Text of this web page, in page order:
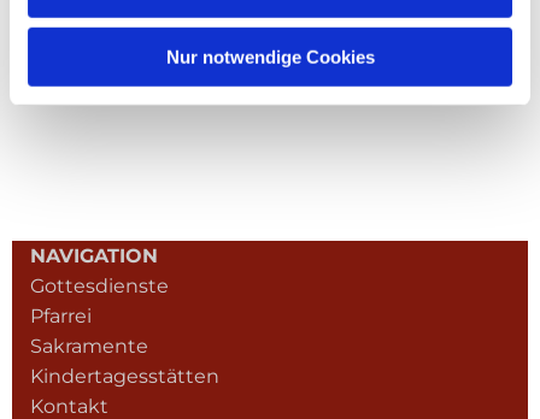
Nur notwendige Cookies
NAVIGATION
Gottesdienste
Pfarrei
Sakramente
Kindertagesstätten
Kontakt